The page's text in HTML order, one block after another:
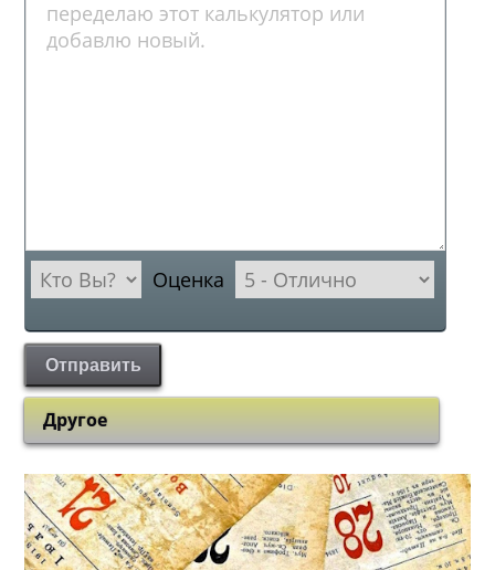
Оценка
Отправить
Другое